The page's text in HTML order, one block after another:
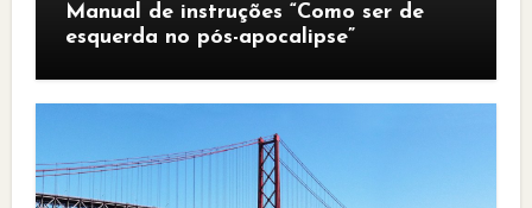
Manual de instruções “Como ser de
esquerda no pós-apocalipse”